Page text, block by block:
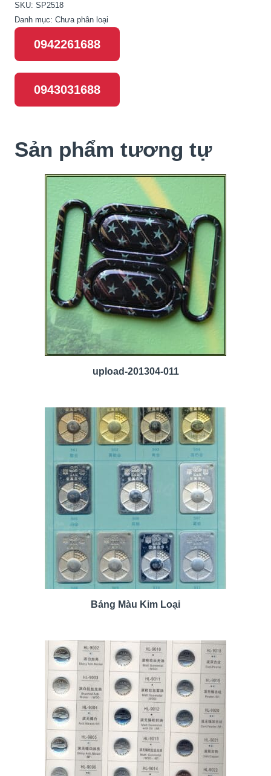
SKU: SP2518
Danh mục: Chưa phân loại
0942261688
0943031688
Sản phẩm tương tự
upload-201304-011
Bảng Màu Kim Loại